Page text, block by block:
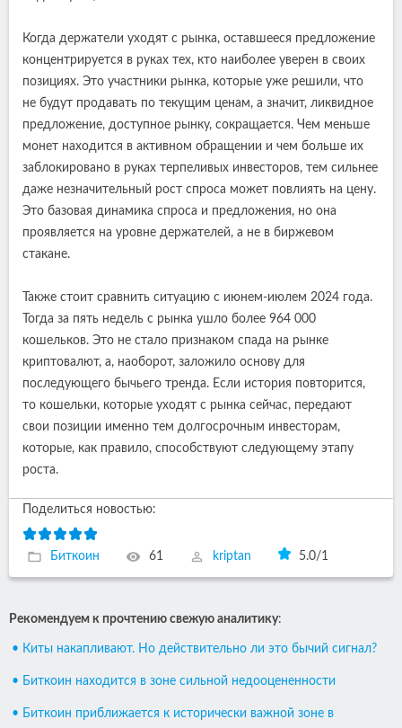
Когда держатели уходят с рынка, оставшееся предложение
концентрируется в руках тех, кто наиболее уверен в своих
позициях. Это участники рынка, которые уже решили, что
не будут продавать по текущим ценам, а значит, ликвидное
предложение, доступное рынку, сокращается. Чем меньше
монет находится в активном обращении и чем больше их
заблокировано в руках терпеливых инвесторов, тем сильнее
даже незначительный рост спроса может повлиять на цену.
Это базовая динамика спроса и предложения, но она
проявляется на уровне держателей, а не в биржевом
стакане.
Также стоит сравнить ситуацию с июнем-июлем 2024 года.
Тогда за пять недель с рынка ушло более 964 000
кошельков. Это не стало признаком спада на рынке
криптовалют, а, наоборот, заложило основу для
последующего бычьего тренда. Если история повторится,
то кошельки, которые уходят с рынка сейчас, передают
свои позиции именно тем долгосрочным инвесторам,
которые, как правило, способствуют следующему этапу
роста.
Поделиться новостью:
Биткоин 61 kriptan 5.0/1
Рекомендуем к прочтению свежую аналитику:
• Киты накапливают. Но действительно ли это бычий сигнал?
• Биткоин находится в зоне сильной недооцененности
• Биткоин приближается к исторически важной зоне в